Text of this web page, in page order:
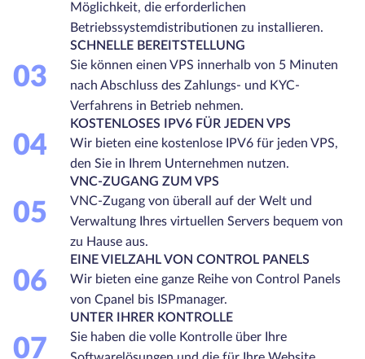
Möglichkeit, die erforderlichen
Betriebssystemdistributionen zu installieren.
03
SCHNELLE BEREITSTELLUNG
Sie können einen VPS innerhalb von 5 Minuten
nach Abschluss des Zahlungs- und KYC-
Verfahrens in Betrieb nehmen.
04
KOSTENLOSES IPV6 FÜR JEDEN VPS
Wir bieten eine kostenlose IPV6 für jeden VPS,
den Sie in Ihrem Unternehmen nutzen.
05
VNC-ZUGANG ZUM VPS
VNC-Zugang von überall auf der Welt und
Verwaltung Ihres virtuellen Servers bequem von
zu Hause aus.
06
EINE VIELZAHL VON CONTROL PANELS
Wir bieten eine ganze Reihe von Control Panels
von Cpanel bis ISPmanager.
07
UNTER IHRER KONTROLLE
Sie haben die volle Kontrolle über Ihre